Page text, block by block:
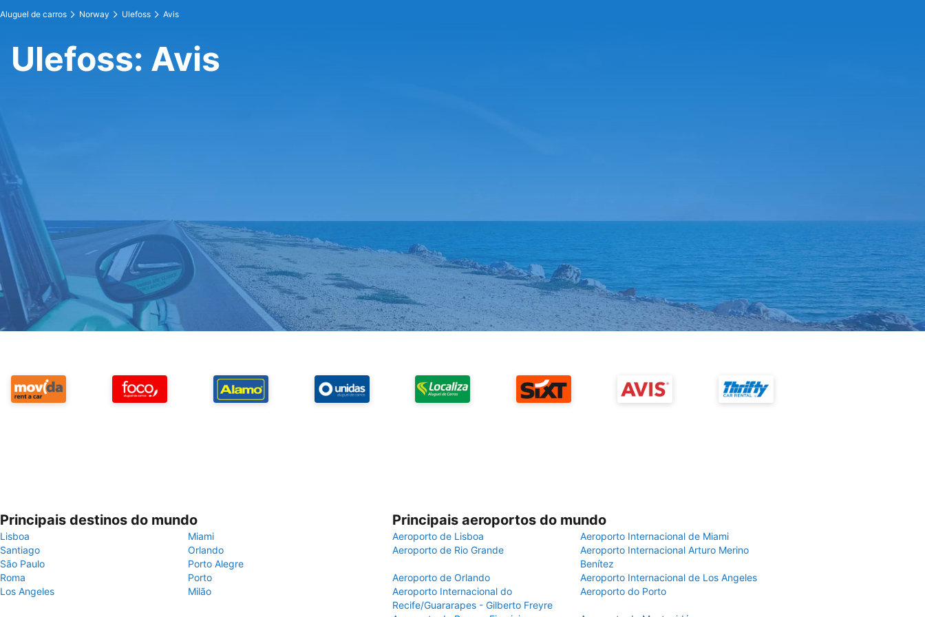
Aluguel de carros Norway Ulefoss Avis
Ulefoss: Avis
Principais destinos do mundo
Lisboa
Miami
Santiago
Orlando
São Paulo
Porto Alegre
Roma
Porto
Los Angeles
Milão
Principais aeroportos do mundo
Aeroporto de Lisboa
Aeroporto Internacional de Miami
Aeroporto de Rio Grande
Aeroporto Internacional Arturo Merino
Benítez
Aeroporto de Orlando
Aeroporto Internacional de Los Angeles
Aeroporto Internacional do
Recife/Guararapes - Gilberto Freyre
Aeroporto do Porto